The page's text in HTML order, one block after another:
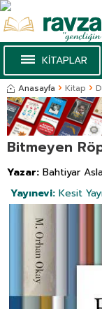
KİTAPLAR
Anasayfa Kitap
Bitmeyen
Yazar: Bahtiyar
Yayınevi: Kesit